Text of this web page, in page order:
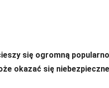
się ogromną
okazać się